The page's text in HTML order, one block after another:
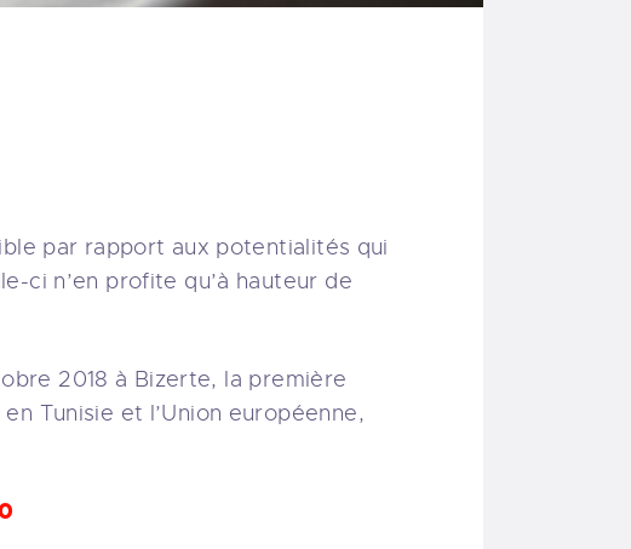
par rapport aux potentialités qui
ci n’en profite qu’à hauteur de
2018 à Bizerte, la première
Tunisie et l’Union européenne,